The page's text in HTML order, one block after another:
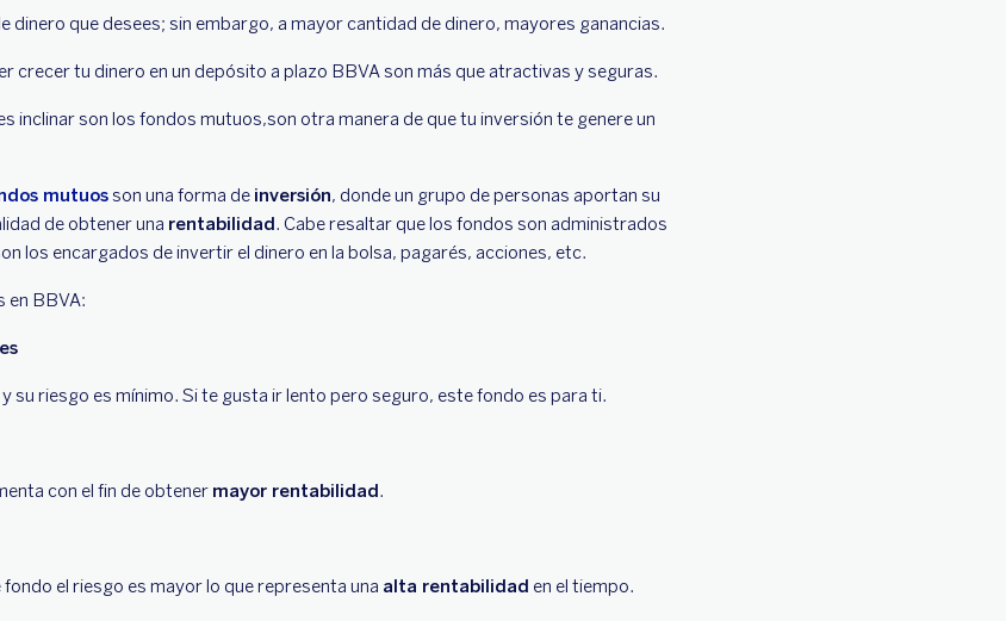
dinero que desees; sin embargo, a mayor cantidad de dinero, mayores ganancias.
crecer tu dinero en un depósito a plazo BBVA son más que atractivas y seguras.
inclinar son los fondos mutuos,son otra manera de que tu inversión te genere un
mutuosson una forma de inversión, donde un grupo de personas aportan su
de obtener una rentabilidad. Cabe resaltar que los fondos son administrados
los encargados de invertir el dinero en la bolsa, pagarés, acciones, etc.
en BBVA:
su riesgo es mínimo. Si te gusta ir lento pero seguro, este fondo es para ti.
con el fin de obtener mayor rentabilidad.
el riesgo es mayor lo que representa una alta rentabilidad en el tiempo.